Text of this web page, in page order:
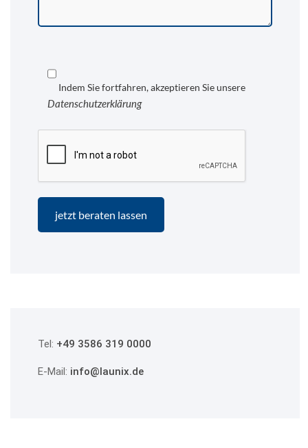
Indem Sie fortfahren, akzeptieren Sie unsere
Datenschutzerklärung
Tel: +49 3586 319 0000
E-Mail: info@launix.de